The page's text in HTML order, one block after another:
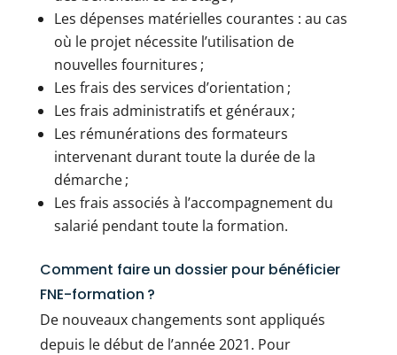
Les dépenses matérielles courantes : au cas
où le projet nécessite l’utilisation de
nouvelles fournitures ;
Les frais des services d’orientation ;
Les frais administratifs et généraux ;
Les rémunérations des formateurs
intervenant durant toute la durée de la
démarche ;
Les frais associés à l’accompagnement du
salarié pendant toute la formation.
Comment faire un dossier pour bénéficier
FNE-formation ?
De nouveaux changements sont appliqués
depuis le début de l’année 2021. Pour